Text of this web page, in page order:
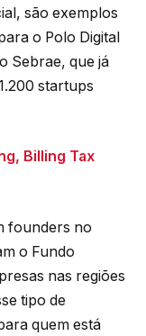
são exemplos
o Polo Digital
Sebrae, que já
startups
Billing Tax
founders no
o Fundo
nas regiões
tipo de
quem está